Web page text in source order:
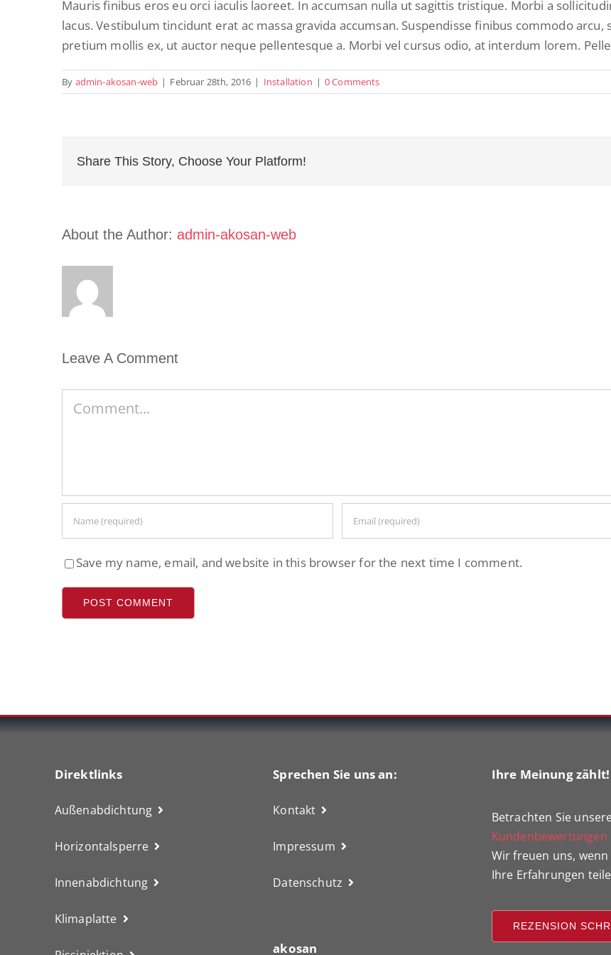
Mauris finibus eros eu orci iaculis laoreet. In accumsan nulla ut sagittis tristique. Morbi a
lacus. Vestibulum tincidunt erat ac massa gravida accumsan. Suspendisse finibus commodo
pretium mollis ex, ut auctor neque pellentesque a. Morbi vel cursus odio, at interdum lorem.
By admin-akosan-web | Februar 28th, 2016 | Installation | 0 Comments
Share This Story, Choose Your Platform!
About the Author: admin-akosan-web
Leave A Comment
Save my name, email, and website in this browser for the next time I comment.
Direktlinks
Außenabdichtung
Horizontalsperre
Innenabdichtung
Klimaplatte
Sprechen Sie uns an:
Kontakt
Impressum
Datenschutz
akosan
Ihre Meinung zählt!
Betrachten Sie
Kundenbewertungen
Wir freuen uns, wenn
Ihre Erfahrungen
REZENSION